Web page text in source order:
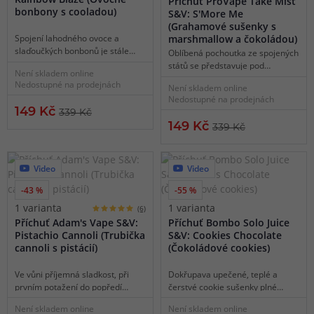
bonbony s cooladou)
Spojení lahodného ovoce a
slaďoučkých bonbonů je stále
představit misku plnou křupavých
a šťavnatých ovocných bonbonů s
různorodých chutí ovoce a
a doslova dechberoucí.
Není skladem online
Nedostupné na prodejnách
149 Kč 339 Kč
S&V: S'More Me
(Grahamové sušenky s
marshmallow a čokoládou)
Oblíbená pochoutka ze spojených
států se představuje pod
Tato dezertová příchuť obsahuje
jedinečnou chuť křupavých
marshwallow náplní a pořádnou
je potom zalité sladkou
čokoládovou polevou pro
umocnění požitku z vapování.
Tento dezert se doslova rozplývá
na jazyku a s jeho vapováním už
nikdy nebudete chtít přestat.
Není skladem online
Nedostupné na prodejnách
149 Kč 339 Kč
Video
-43 %
1 varianta (6)
Příchuť Adam's Vape S&V:
Pistachio Cannoli (Trubička
cannoli s pistácií)
Ve vůni příjemná sladkost, při
prvním potažení do popředí
pistáciovým krémem na
Není skladem online
Video
-55 %
1 varianta
Příchuť Bombo Solo Juice
S&V: Cookies Chocolate
(Čokoládové cookies)
Dokřupava upečené, teplé a
čerstvé cookie sušenky plné
peciček. Zamilujte si jedinečnou
Není skladem online